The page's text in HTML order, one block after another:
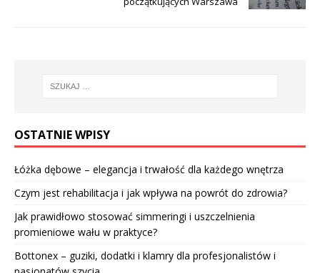
OSTATNIE WPISY
Łóżka dębowe – elegancja i trwałość dla każdego wnętrza
Czym jest rehabilitacja i jak wpływa na powrót do zdrowia?
Jak prawidłowo stosować simmeringi i uszczelnienia
promieniowe wału w praktyce?
Bottonex – guziki, dodatki i klamry dla profesjonalistów i